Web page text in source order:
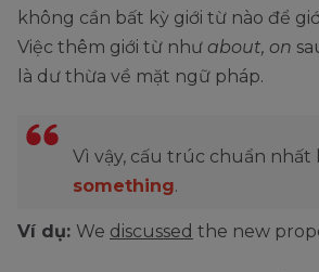
không cần bất kỳ giới từ nào để
Việc thêm giới từ như about, on
là dư thừa về mặt ngữ pháp.
Vì vậy, cấu trúc chuẩn nhất
something.
Ví dụ: We discussed the new